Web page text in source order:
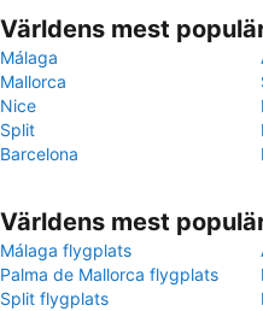
Världens mest
Málaga
Mallorca
Nice
Split
Barcelona
Världens mest
Málaga flygplats
Palma de Mallorca flygplats
Split flygplats